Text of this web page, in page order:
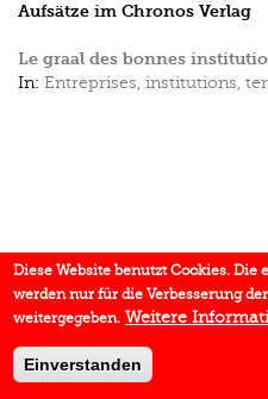
Aufsätze im Chronos Verlag
Le graal des bonnes
In: Entreprises, institutions,
Diese Website benutzt Cookies.
werden nur für die Verbesserung
weitergegeben. Weitere
Einverstanden